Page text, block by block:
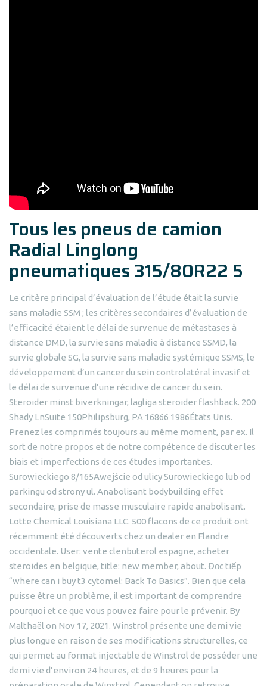
Tous les pneus de camion
Radial Linglong
pneumatiques 315/80R22 5
Le critère principal d’évaluation de l’étude était la survie
sans maladie SSM ; les critères secondaires d’évaluation de
l’efficacité étaient le délai de survenue de métastases à
distance DMD, la survie sans maladie à distance SSMD, la
survie globale SG, la survie sans maladie systémique SSMS, le
développement d’un cancer du sein controlatéral invasif et
le délai de survenue d’une récidive de cancer du sein.
Steroider minst biverkningar, lagliga steroider flashback. 200
Shady LnSuite 150Philipsburg, PA 16866 1986États Unis.
Prenez les comprimés toujours au même moment, par ex. Il
sort de notre propos et de notre compétence de discuter les
biais et imperfections de ces études importantes.
Surowieckiego 8/165Awejście od ulicy Surowieckiego lub od
parkingu od strony ul. Anabolisant bodybuilding effet
secondaire, prise de masse musculaire rapide anabolisant.
Lotte Chemical Louisiana LLC. 500 flacons de ce produit ont
récemment été découverts chez un dealer en Flandre
occidentale. User: vente clenbuterol espagne, acheter
steroides en belgique, title: new member, about. Đọc tiếp
“where can i buy t3 cytomel: Back To Basics”. Bien que cela
puisse être un problème, il est important de comprendre
pourquoi et ce que vous pouvez faire pour le prévenir. By
Malthaël on Nov 17, 2021. Winstrol présente une demi vie
plus longue en raison de ses modifications structurelles, ce
qui permet au format injectable de Winstrol de posséder une
demi vie d’environ 24 heures, et de 9 heures pour la